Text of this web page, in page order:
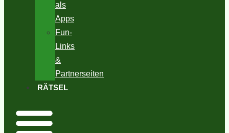
als
Apps
Fun-
Links
&
Partnerseiten
RÄTSEL